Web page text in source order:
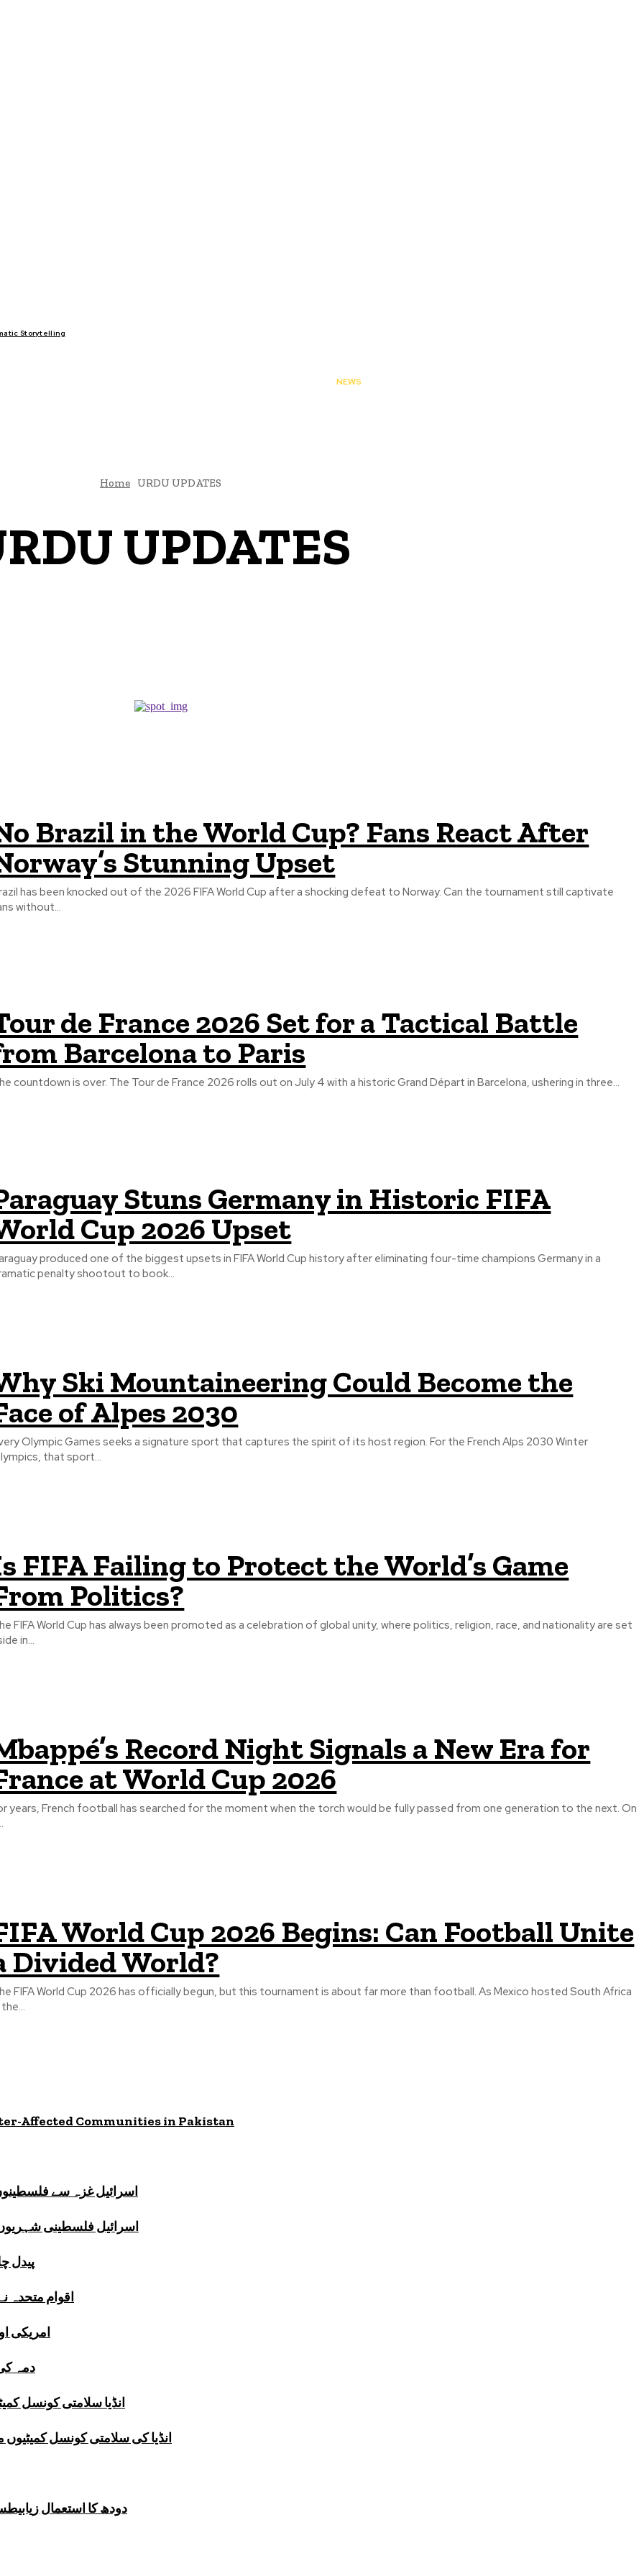
Storytelling
NEWS
Home URDU UPDATES
UPDATES
Brazil in the World Cup? Fans React After
Stunning Upset
has been knocked out of the 2026 FIFA World Cup after a shocking defeat to Norway. Can the tournament still captivate
without...
de France 2026 Set for a Tactical Battle
Barcelona to Paris
countdown is over. The Tour de France 2026 rolls out on July 4 with a historic Grand Départ in Barcelona, ushering in three...
Stuns Germany in Historic FIFA
Cup 2026 Upset
produced one of the biggest upsets in FIFA World Cup history after eliminating four-time champions Germany in a
penalty shootout to book...
Ski Mountaineering Could Become the
of Alpes 2030
Olympic Games seeks a signature sport that captures the spirit of its host region. For the French Alps 2030 Winter
that sport...
FIFA Failing to Protect the World’s Game
Politics?
FIFA World Cup has always been promoted as a celebration of global unity, where politics, religion, race, and nationality are set
in...
Record Night Signals a New Era for
at World Cup 2026
years, French football has searched for the moment when the torch would be fully passed from one generation to the next. On
World Cup 2026 Begins: Can Football Unite
Divided World?
FIFA World Cup 2026 has officially begun, but this tournament is about far more than football. As Mexico hosted South Africa
Affected Communities in Pakistan
اسرائیل غزہ سے
اسرائیل فلسطینی شہریوں
پیدل
اقوام
امریکی
دمہ
انڈیا سلامتی کونسل
انڈیا کی سلامتی کونسل
دودھ کا استعمال